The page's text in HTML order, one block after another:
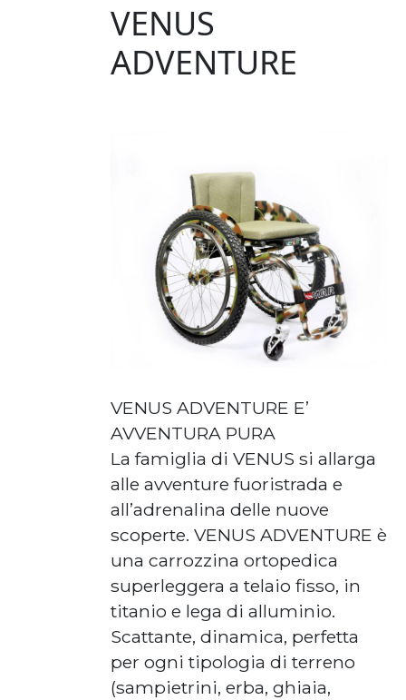
VENUS
ADVENTURE
VENUS ADVENTURE E’
AVVENTURA PURA
La famiglia di VENUS si allarga
alle avventure fuoristrada e
all’adrenalina delle nuove
scoperte. VENUS ADVENTURE è
una carrozzina ortopedica
superleggera a telaio fisso, in
titanio e lega di alluminio.
Scattante, dinamica, perfetta
per ogni tipologia di terreno
(sampietrini, erba, ghiaia,